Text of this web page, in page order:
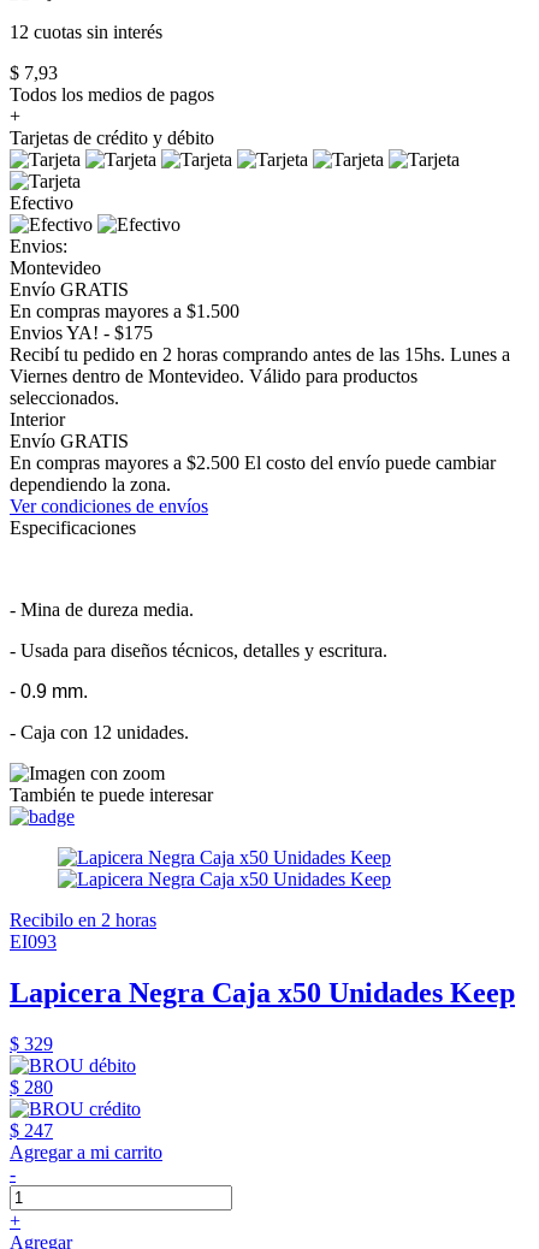
12 cuotas sin interés
$ 7,93
Todos los medios de pagos
+
Tarjetas de crédito y débito
Efectivo
Envios:
Montevideo
Envío GRATIS
En compras mayores a $1.500
Envios YA! - $175
Recibí tu pedido en 2 horas comprando antes de las 15hs. Lunes a
Viernes dentro de Montevideo. Válido para productos
seleccionados.
Interior
Envío GRATIS
En compras mayores a $2.500 El costo del envío puede cambiar
dependiendo la zona.
Ver condiciones de envíos
Especificaciones
- Mina de dureza media.
- Usada para diseños técnicos, detalles y escritura.
- 0.9 mm.
- Caja con 12 unidades.
También te puede interesar
Recibilo en 2 horas
EI093
Lapicera Negra Caja x50 Unidades Keep
$ 329
$ 280
$ 247
Agregar a mi carrito
-
+
Agregar